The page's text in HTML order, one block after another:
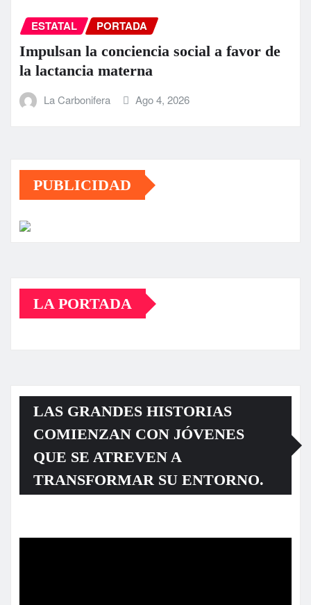
ESTATAL PORTADA
Impulsan la conciencia social a favor de
la lactancia materna
La Carbonifera Ago 4, 2026
PUBLICIDAD
LA PORTADA
LAS GRANDES HISTORIAS
COMIENZAN CON JÓVENES
QUE SE ATREVEN A
TRANSFORMAR SU ENTORNO.